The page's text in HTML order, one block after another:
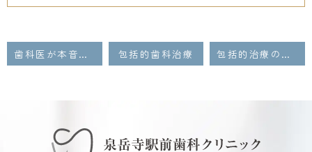
歯科医が本音で語る「一生自分の歯でいる」ための第一歩 包括的歯科治療 包括的治療の土台となる「歯周病治療」の重要性